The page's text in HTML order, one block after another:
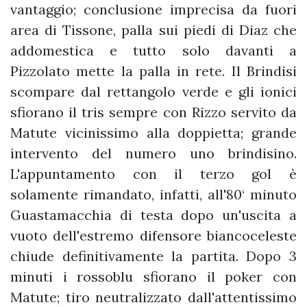
vantaggio; conclusione imprecisa da fuori
area di Tissone, palla sui piedi di Diaz che
addomestica e tutto solo davanti a
Pizzolato mette la palla in rete. Il Brindisi
scompare dal rettangolo verde e gli ionici
sfiorano il tris sempre con Rizzo servito da
Matute vicinissimo alla doppietta; grande
intervento del numero uno brindisino.
L'appuntamento con il terzo gol è
solamente rimandato, infatti, all'80‘ minuto
Guastamacchia di testa dopo un'uscita a
vuoto dell'estremo difensore biancoceleste
chiude definitivamente la partita. Dopo 3
minuti i rossoblu sfiorano il poker con
Matute; tiro neutralizzato dall'attentissimo